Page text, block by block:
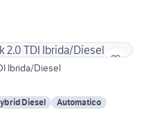
Ibrida/Diesel
Diesel
Automatico